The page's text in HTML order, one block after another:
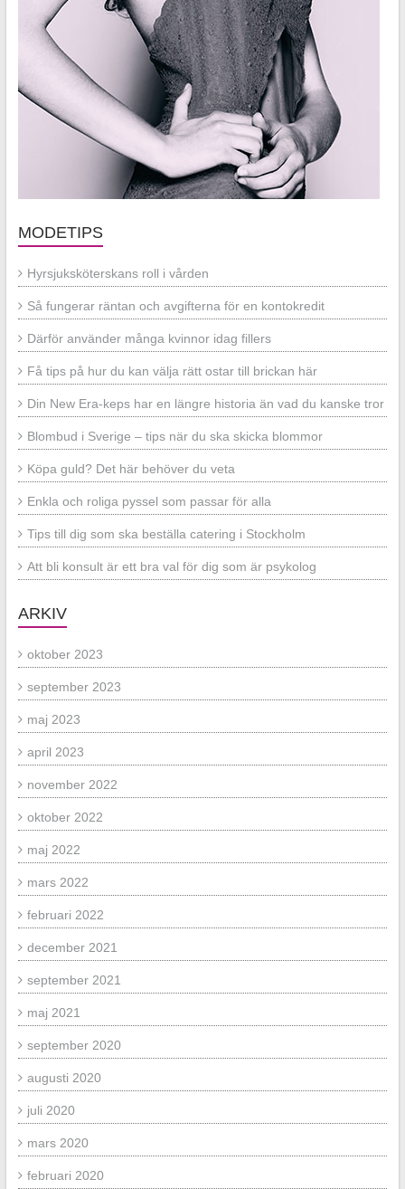
MODETIPS
Hyrsjuksköterskans roll i vården
Så fungerar räntan och avgifterna för en kontokredit
Därför använder många kvinnor idag fillers
Få tips på hur du kan välja rätt ostar till brickan här
Din New Era-keps har en längre historia än vad du kanske tror
Blombud i Sverige – tips när du ska skicka blommor
Köpa guld? Det här behöver du veta
Enkla och roliga pyssel som passar för alla
Tips till dig som ska beställa catering i Stockholm
Att bli konsult är ett bra val för dig som är psykolog
ARKIV
oktober 2023
september 2023
maj 2023
april 2023
november 2022
oktober 2022
maj 2022
mars 2022
februari 2022
december 2021
september 2021
maj 2021
september 2020
augusti 2020
juli 2020
mars 2020
februari 2020